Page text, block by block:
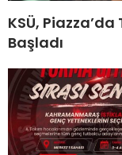
KSÜ,
Başladı